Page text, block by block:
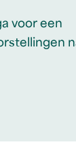
voor een